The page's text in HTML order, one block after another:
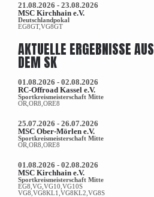
21.08.2026 - 23.08.2026
MSC Kirchhain e.V.
Deutschlandpokal
EG8GT,VG8GT
AKTUELLE ERGEBNISSE AUS
DEM SK
01.08.2026 - 02.08.2026
RC-Offroad Kassel e.V.
Sportkreismeisterschaft Mitte
OR,OR8,ORE8
25.07.2026 - 26.07.2026
MSC Ober-Mörlen e.V.
Sportkreismeisterschaft Mitte
OR,OR8,ORE8
01.08.2026 - 02.08.2026
MSC Kirchhain e.V.
Sportkreismeisterschaft Mitte
EG8,VG,VG10,VG10S
VG8,VG8KL1,VG8KL2,VG8S